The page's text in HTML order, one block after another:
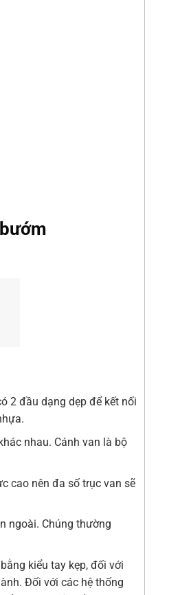
2 đầu dạng dẹp để kết nối
nhau. Cánh van là bộ
cao nên đa số trục van sẽ
ngoài. Chúng thường
kiểu tay kẹp, đối với
Đối với các hệ thống